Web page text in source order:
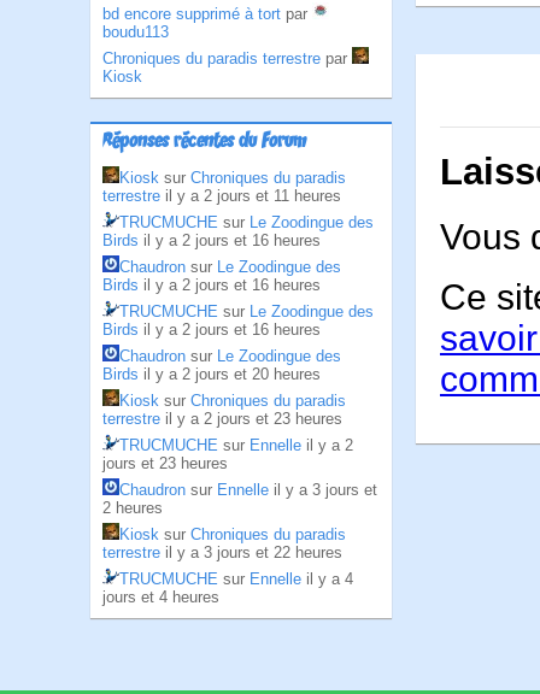
bd encore supprimé à tort par
boudu113
Chroniques du paradis terrestre par
Kiosk
Réponses récentes du Forum
Kiosk sur Chroniques du paradis
terrestre il y a 2 jours et 11 heures
TRUCMUCHE sur Le Zoodingue des
Birds il y a 2 jours et 16 heures
Chaudron sur Le Zoodingue des
Birds il y a 2 jours et 16 heures
TRUCMUCHE sur Le Zoodingue des
Birds il y a 2 jours et 16 heures
Chaudron sur Le Zoodingue des
Birds il y a 2 jours et 20 heures
Kiosk sur Chroniques du paradis
terrestre il y a 2 jours et 23 heures
TRUCMUCHE sur Ennelle il y a 2
jours et 23 heures
Chaudron sur Ennelle il y a 3 jours et
2 heures
Kiosk sur Chroniques du paradis
terrestre il y a 3 jours et 22 heures
TRUCMUCHE sur Ennelle il y a 4
jours et 4 heures
Vous
Ce